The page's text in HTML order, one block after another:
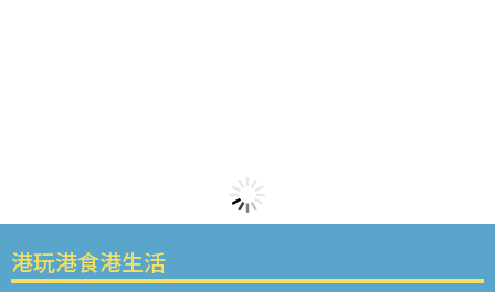
港玩港食港生活